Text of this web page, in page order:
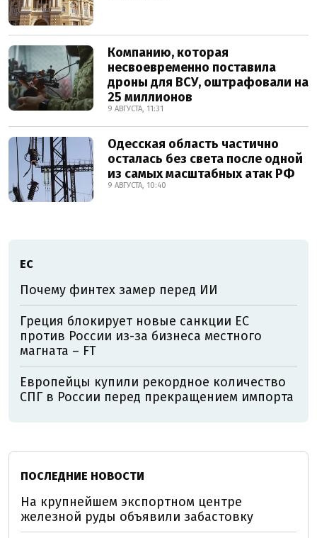
Компанию, которая
несвоевременно поставила
дроны для ВСУ, оштрафовали на
25 миллионов
9 АВГУСТА, 11:31
Одесская область частично
осталась без света после одной
из самых масштабных атак РФ
9 АВГУСТА, 10:40
ЕС
Почему финтех замер перед ИИ
Греция блокирует новые санкции ЕС
против России из-за бизнеса местного
магната – FT
Европейцы купили рекордное количество
СПГ в России перед прекращением импорта
ПОСЛЕДНИЕ НОВОСТИ
На крупнейшем экспортном центре
железной руды объявили забастовку